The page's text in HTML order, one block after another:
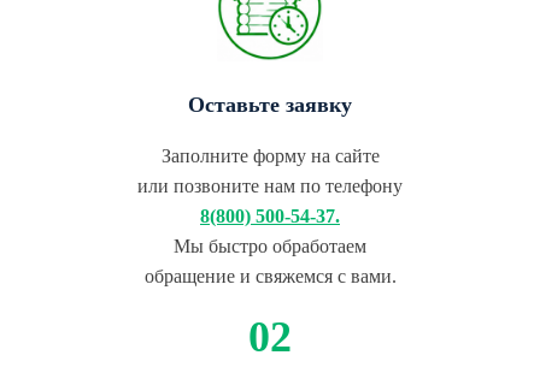
Оставьте заявку
Заполните форму на сайте
или позвоните нам по телефону
8(800) 500-54-37.
Мы быстро обработаем
обращение и свяжемся с вами.